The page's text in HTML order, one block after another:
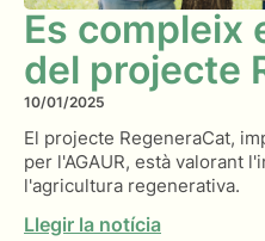
Es compleix
del projecte
10/01/2025
El projecte RegeneraCat,
per l'AGAUR, està valorant
l'agricultura regenerativa.
Llegir la notícia